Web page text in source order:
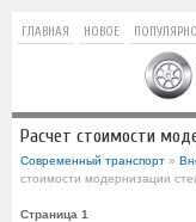
ГЛАВНАЯ НОВОЕ
Расчет стоимости
Современный транспорт »
стоимости модернизации
Страница 1